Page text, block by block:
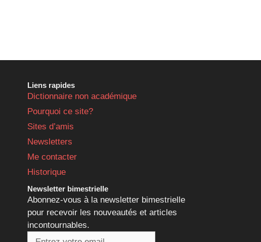
Liens rapides
Dictionnaire non académique
Pourquoi ce site?
Sites d’amis
Newsletters
Me contacter
Historique
Newsletter bimestrielle
Abonnez-vous à la newsletter bimestrielle
pour recevoir les nouveautés et articles
incontournables.